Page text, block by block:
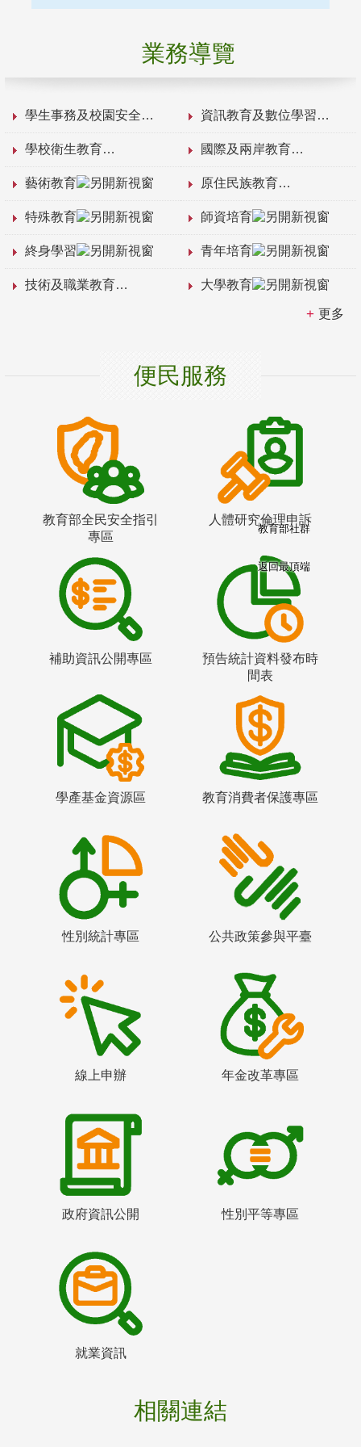
業務導覽
學生事務及校園安全 資訊教育及數位學習
學校衛生教育 國際及兩岸教育
藝術教育 原住民族教育
特殊教育 師資培育
終身學習 青年培育
技術及職業教育 大學教育
更多
便民服務
教育部全民安全指引
專區
人體研究倫理申訴
補助資訊公開專區
預告統計資料發布時
間表
學產基金資源區 教育消費者保護專區
性別統計專區 公共政策參與平臺
線上申辦 年金改革專區
政府資訊公開 性別平等專區
就業資訊
相關連結
教育部社群
返回最頂端